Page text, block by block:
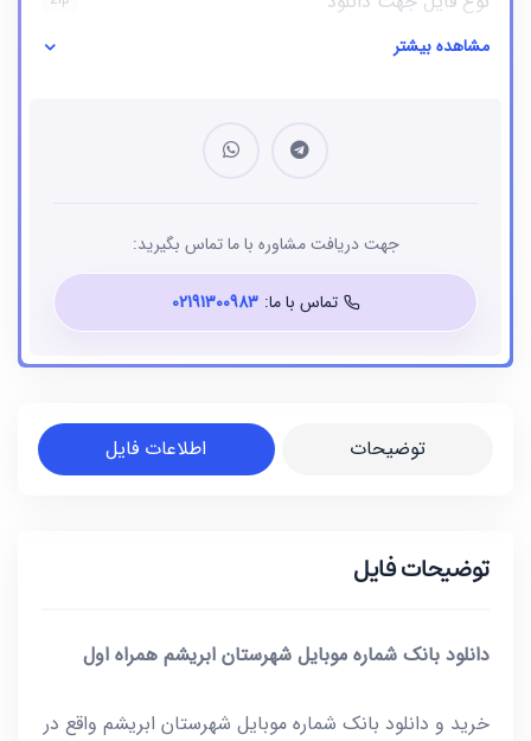
توضیحات اطلاعات فایل
توضیحات فایل
دانلود بانک شماره موبایل شهرستان ابریشم همراه اول
خرید و دانلود بانک شماره موبایل شهرستان ابریشم واقع در
نوع فایل بانک شماره موبایل مشاهده بیشتر
جهت دریافت مشاوره با ما تماس بگیرید:
تماس با ما: 02191300983